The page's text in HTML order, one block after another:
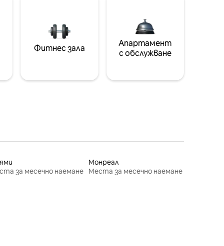
Фитнес зала
Апартамент
с обслужване
за месечно наемане
Монреал
Места за месечно наемане